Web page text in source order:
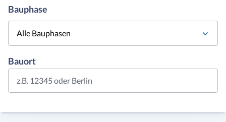
Bauphase
Alle Bauphasen
Bauort
z.B. 12345 oder Berlin